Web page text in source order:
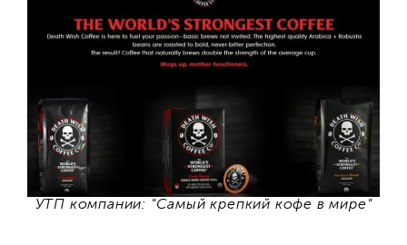
УТП компании: "Самый крепкий кофе в мире"